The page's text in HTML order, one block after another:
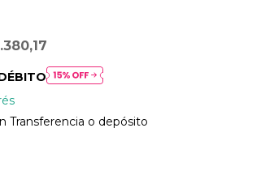
Transferencia o depósito